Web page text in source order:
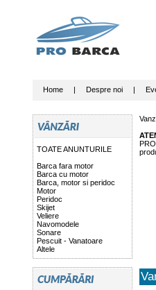
Home| Despre noi|
TOATE ANUNTURILE
Barca fara motor
Barca cu motor
Barca, motor si peridoc
Motor
Peridoc
Skijet
Veliere
Navomodele
Sonare
Pescuit - Vanatoare
Altele